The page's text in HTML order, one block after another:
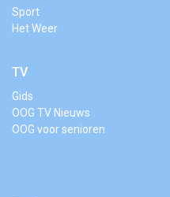
Sport
Het Weer
TV
Gids
OOG TV Nieuws
OOG voor senioren